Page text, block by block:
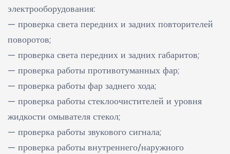
электрооборудования:
— проверка света передних и задних повторителей
поворотов;
— проверка света передних и задних габаритов;
— проверка работы противотуманных фар;
— проверка работы фар заднего хода;
— проверка работы стеклоочистителей и уровня
жидкости омывателя стекол;
— проверка работы звукового сигнала;
— проверка работы внутреннего/наружного